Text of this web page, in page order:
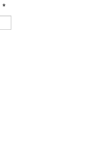
*